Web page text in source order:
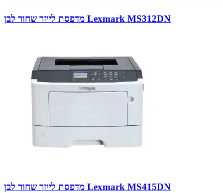
מדפסת לייזר שחור לבן Lexmark MS312DN
מדפסת לייזר שחור לבן Lexmark MS415DN